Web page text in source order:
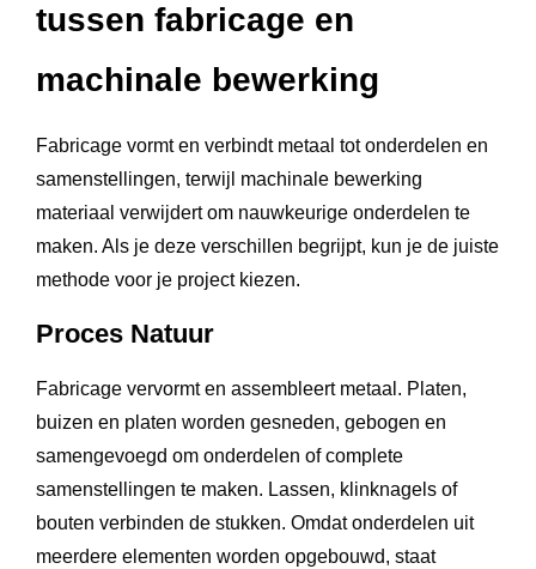
tussen fabricage en
machinale bewerking
Fabricage vormt en verbindt metaal tot onderdelen en
samenstellingen, terwijl machinale bewerking
materiaal verwijdert om nauwkeurige onderdelen te
maken. Als je deze verschillen begrijpt, kun je de juiste
methode voor je project kiezen.
Proces Natuur
Fabricage vervormt en assembleert metaal. Platen,
buizen en platen worden gesneden, gebogen en
samengevoegd om onderdelen of complete
samenstellingen te maken. Lassen, klinknagels of
bouten verbinden de stukken. Omdat onderdelen uit
meerdere elementen worden opgebouwd, staat